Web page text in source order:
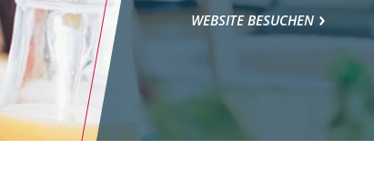
WEBSITE BESUCHEN